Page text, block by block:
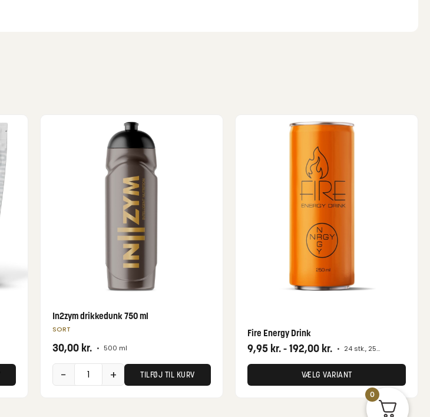
In2zym drikkedunk 750 ml
SORT
30,00 kr. • 500 ml
− + TILFØJ TIL KURV
Fire Energy Drink
9,95 kr.-192,00 kr. • 24 stk., 250 ml
VÆLG VARIANT
0